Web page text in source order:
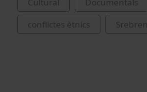
conflictes ètnics